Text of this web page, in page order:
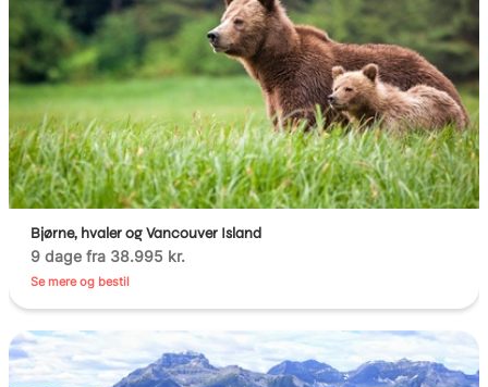
Bjørne, hvaler og Vancouver Island
9 dage fra 38.995 kr.
Se mere og bestil